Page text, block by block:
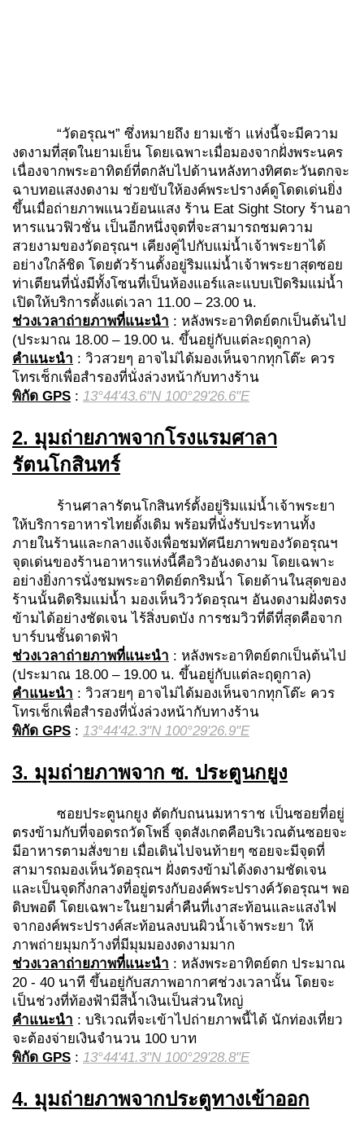
“วัดอรุณฯ” ซึ่งหมายถึง ยามเช้า แห่งนี้จะมีความ
งดงามที่สุดในยามเย็น โดยเฉพาะเมื่อมองจากฝั่งพระนคร
เนื่องจากพระอาทิตย์ที่ตกลับไปด้านหลังทางทิศตะวันตกจะ
ฉาบทอแสงงดงาม ช่วยขับให้องค์พระปรางค์ดูโดดเด่นยิ่ง
ขึ้นเมื่อถ่ายภาพแนวย้อนแสง ร้าน Eat Sight Story ร้านอา
หารแนวฟิวชั่น เป็นอีกหนึ่งจุดที่จะสามารถชมความ
สวยงามของวัดอรุณฯ เคียงคู่ไปกับแม่น้ำเจ้าพระยาได้
อย่างใกล้ชิด โดยตัวร้านตั้งอยู่ริมแม่น้ำเจ้าพระยาสุดซอย
ท่าเตียนที่นั่งมีทั้งโซนที่เป็นห้องแอร์และแบบเปิดริมแม่น้ำ
เปิดให้บริการตั้งแต่เวลา 11.00 – 23.00 น.
ช่วงเวลาถ่ายภาพที่แนะนำ : หลังพระอาทิตย์ตกเป็นต้นไป
(ประมาณ 18.00 – 19.00 น. ขึ้นอยู่กับแต่ละฤดูกาล)
คำแนะนำ : วิวสวยๆ อาจไม่ได้มองเห็นจากทุกโต๊ะ ควร
โทรเช็กเพื่อสำรองที่นั่งล่วงหน้ากับทางร้าน
พิกัด GPS : 13°44'43.6"N 100°29'26.6"E
2. มุมถ่ายภาพจากโรงแรมศาลา
รัตนโกสินทร์
ร้านศาลารัตนโกสินทร์ตั้งอยู่ริมแม่น้ำเจ้าพระยา
ให้บริการอาหารไทยดั้งเดิม พร้อมที่นั่งรับประทานทั้ง
ภายในร้านและกลางแจ้งเพื่อชมทัศนียภาพของวัดอรุณฯ
จุดเด่นของร้านอาหารแห่งนี้คือวิวอันงดงาม โดยเฉพาะ
อย่างยิ่งการนั่งชมพระอาทิตย์ตกริมน้ำ โดยด้านในสุดของ
ร้านนั้นติดริมแม่น้ำ มองเห็นวิววัดอรุณฯ อันงดงามฝั่งตรง
ข้ามได้อย่างชัดเจน ไร้สิ่งบดบัง การชมวิวที่ดีที่สุดคือจาก
บาร์บนชั้นดาดฟ้า
ช่วงเวลาถ่ายภาพที่แนะนำ : หลังพระอาทิตย์ตกเป็นต้นไป
(ประมาณ 18.00 – 19.00 น. ขึ้นอยู่กับแต่ละฤดูกาล)
คำแนะนำ : วิวสวยๆ อาจไม่ได้มองเห็นจากทุกโต๊ะ ควร
โทรเช็กเพื่อสำรองที่นั่งล่วงหน้ากับทางร้าน
พิกัด GPS : 13°44'42.3"N 100°29'26.9"E
3. มุมถ่ายภาพจาก ซ. ประตูนกยูง
ซอยประตูนกยูง ตัดกับถนนมหาราช เป็นซอยที่อยู่
ตรงข้ามกับที่จอดรถวัดโพธิ์ จุดสังเกตคือบริเวณต้นซอยจะ
มีอาหารตามสั่งขาย เมื่อเดินไปจนท้ายๆ ซอยจะมีจุดที่
สามารถมองเห็นวัดอรุณฯ ฝั่งตรงข้ามได้งดงามชัดเจน
และเป็นจุดกึ่งกลางที่อยู่ตรงกับองค์พระปรางค์วัดอรุณฯ พอ
ดิบพอดี โดยเฉพาะในยามค่ำคืนที่เงาสะท้อนและแสงไฟ
จากองค์พระปรางค์สะท้อนลงบนผิวน้ำเจ้าพระยา ให้
ภาพถ่ายมุมกว้างที่มีมุมมองงดงามมาก
ช่วงเวลาถ่ายภาพที่แนะนำ : หลังพระอาทิตย์ตก ประมาณ
20 - 40 นาที ขึ้นอยู่กับสภาพอากาศช่วงเวลานั้น โดยจะ
เป็นช่วงที่ท้องฟ้ามีสีน้ำเงินเป็นส่วนใหญ่
คำแนะนำ : บริเวณที่จะเข้าไปถ่ายภาพนี้ได้ นักท่องเที่ยว
จะต้องจ่ายเงินจำนวน 100 บาท
พิกัด GPS : 13°44'41.3"N 100°29'28.8"E
4. มุมถ่ายภาพจากประตูทางเข้าออก